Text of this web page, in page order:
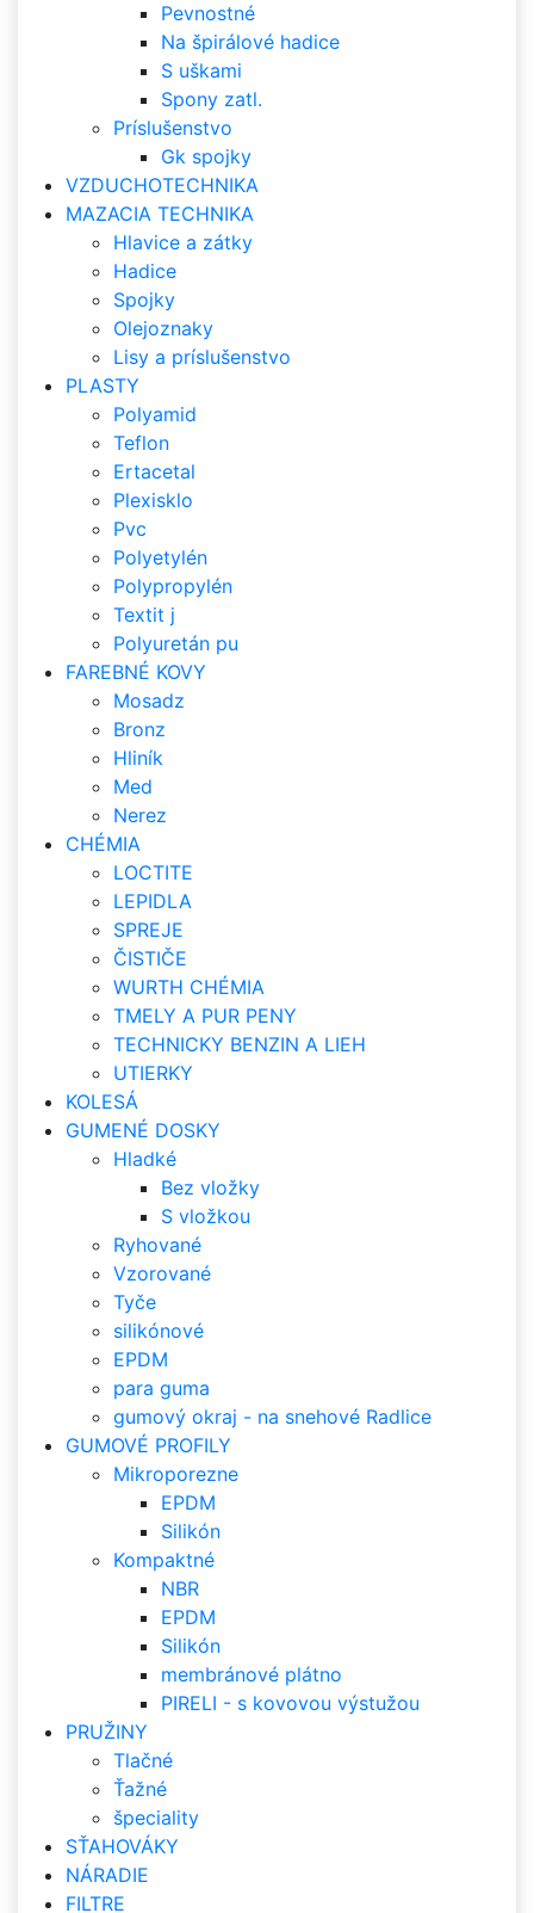
Pevnostné
Na špirálové hadice
S uškami
Spony zatl.
Príslušenstvo
Gk spojky
VZDUCHOTECHNIKA
MAZACIA TECHNIKA
Hlavice a zátky
Hadice
Spojky
Olejoznaky
Lisy a príslušenstvo
PLASTY
Polyamid
Teflon
Ertacetal
Plexisklo
Pvc
Polyetylén
Polypropylén
Textit j
Polyuretán pu
FAREBNÉ KOVY
Mosadz
Bronz
Hliník
Med
Nerez
CHÉMIA
LOCTITE
LEPIDLA
SPREJE
ČISTIČE
WURTH CHÉMIA
TMELY A PUR PENY
TECHNICKY BENZIN A LIEH
UTIERKY
KOLESÁ
GUMENÉ DOSKY
Hladké
Bez vložky
S vložkou
Ryhované
Vzorované
Tyče
silikónové
EPDM
para guma
gumový okraj - na snehové Radlice
GUMOVÉ PROFILY
Mikroporezne
EPDM
Silikón
Kompaktné
NBR
EPDM
Silikón
membránové plátno
PIRELI - s kovovou výstužou
PRUŽINY
Tlačné
Ťažné
špeciality
SŤAHOVÁKY
NÁRADIE
FILTRE